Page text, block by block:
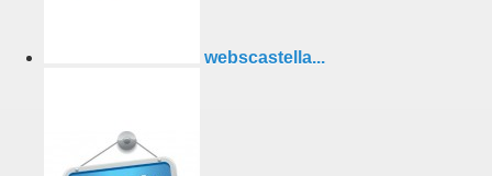
webscastella...